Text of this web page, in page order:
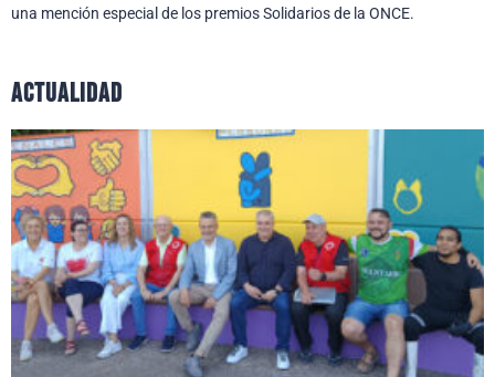
una mención especial de los premios Solidarios de la ONCE.
actualidad